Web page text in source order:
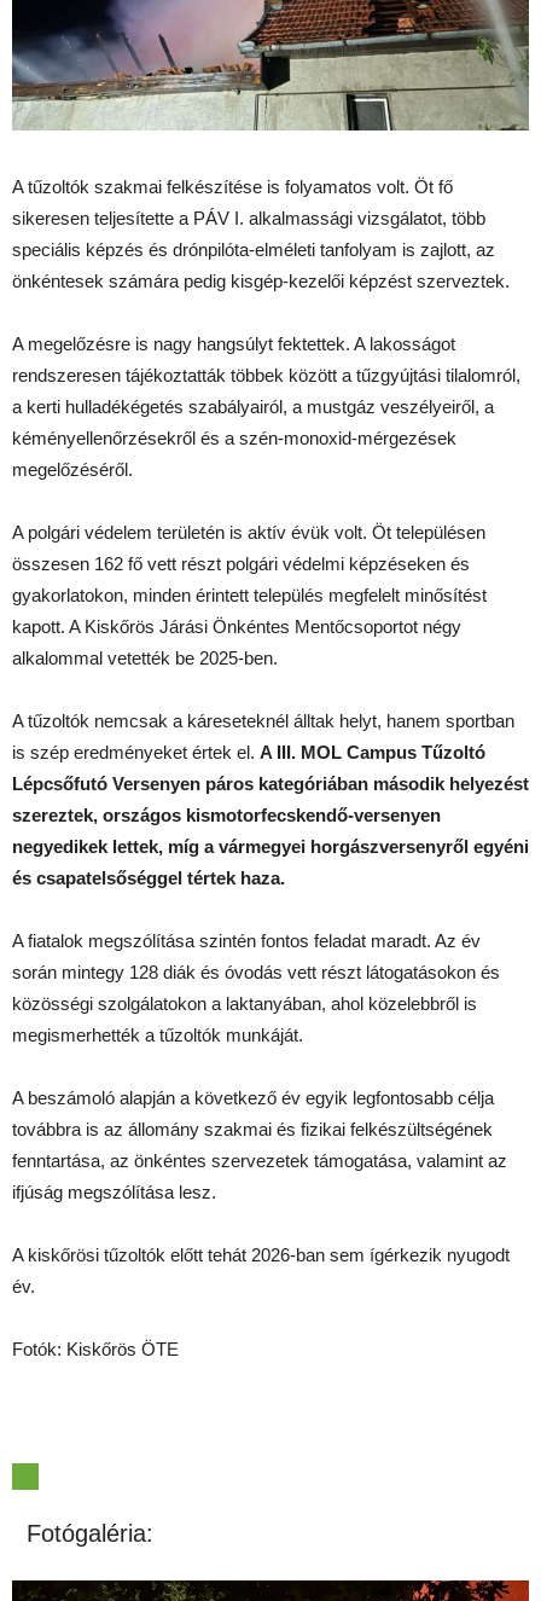
A tűzoltók szakmai felkészítése is folyamatos volt. Öt fő
sikeresen teljesítette a PÁV I. alkalmassági vizsgálatot, több
speciális képzés és drónpilóta-elméleti tanfolyam is zajlott, az
önkéntesek számára pedig kisgép-kezelői képzést szerveztek.
A megelőzésre is nagy hangsúlyt fektettek. A lakosságot
rendszeresen tájékoztatták többek között a tűzgyújtási tilalomról,
a kerti hulladékégetés szabályairól, a mustgáz veszélyeiről, a
kéményellenőrzésekről és a szén-monoxid-mérgezések
megelőzéséről.
A polgári védelem területén is aktív évük volt. Öt településen
összesen 162 fő vett részt polgári védelmi képzéseken és
gyakorlatokon, minden érintett település megfelelt minősítést
kapott. A Kiskőrös Járási Önkéntes Mentőcsoportot négy
alkalommal vetették be 2025-ben.
A tűzoltók nemcsak a káreseteknél álltak helyt, hanem sportban
is szép eredményeket értek el. A III. MOL Campus Tűzoltó
Lépcsőfutó Versenyen páros kategóriában második helyezést
szereztek, országos kismotorfecskendő-versenyen
negyedikek lettek, míg a vármegyei horgászversenyről egyéni
és csapatelsőséggel tértek haza.
A fiatalok megszólítása szintén fontos feladat maradt. Az év
során mintegy 128 diák és óvodás vett részt látogatásokon és
közösségi szolgálatokon a laktanyában, ahol közelebbről is
megismerhették a tűzoltók munkáját.
A beszámoló alapján a következő év egyik legfontosabb célja
továbbra is az állomány szakmai és fizikai felkészültségének
fenntartása, az önkéntes szervezetek támogatása, valamint az
ifjúság megszólítása lesz.
A kiskőrösi tűzoltók előtt tehát 2026-ban sem ígérkezik nyugodt
év.
Fotók: Kiskőrös ÖTE
Fotógaléria: